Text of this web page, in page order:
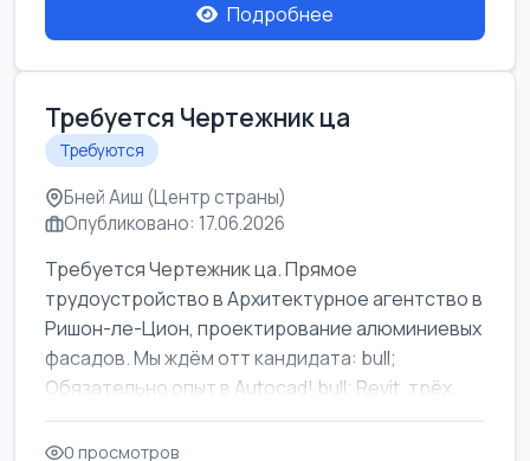
Подробнее
Требуется Чертежник ца
Требуются
Бней Аиш (Центр страны)
Опубликовано: 17.06.2026
Требуется Чертежник ца. Прямое
трудоустройство в Архитектурное агентство в
Ришон-ле-Цион, проектирование алюминиевых
фасадов. Мы ждём отт кандидата: bull;
Обязательно опыт в Autocad! bull; Revit, трёх...
0 просмотров